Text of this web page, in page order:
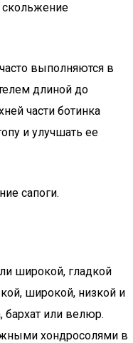
выполняются в
длиной до
части ботинка
и улучшать ее
сапоги.
широкой, гладкой
широкой, низкой и
или велюр.
хондросолями в